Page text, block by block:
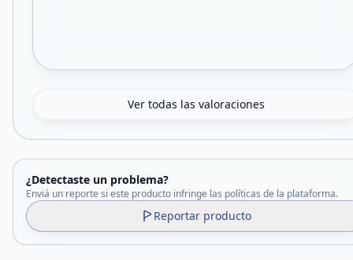
Ver todas las valoraciones
¿Detectaste un problema?
Enviá un reporte si este producto infringe las políticas de la plataforma.
Reportar producto